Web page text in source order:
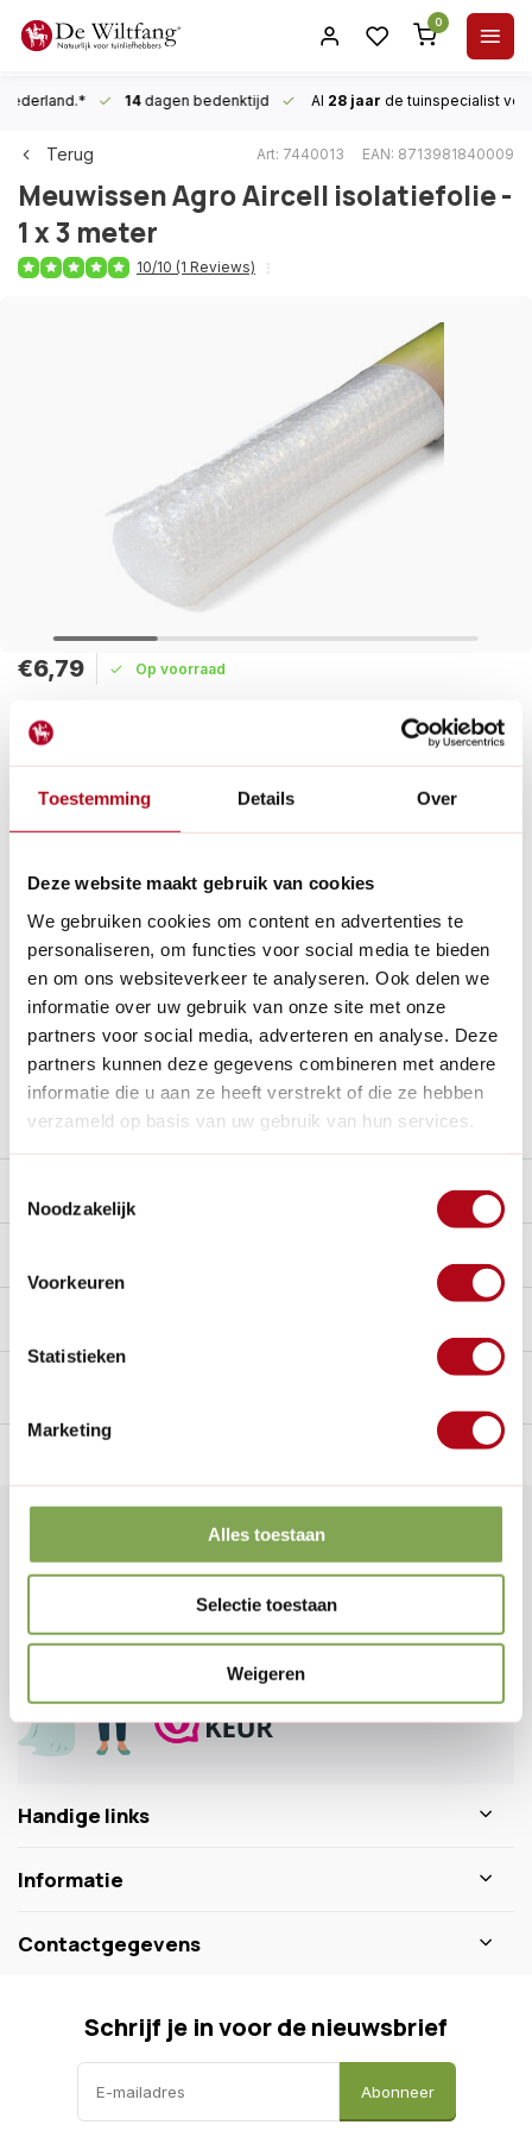
Toestemming Details Over
Deze website maakt gebruik van cookies
We gebruiken cookies om content en advertenties te
personaliseren, om functies voor social media te bieden
en om ons websiteverkeer te analyseren. Ook delen we
informatie over uw gebruik van onze site met onze
partners voor social media, adverteren en analyse. Deze
partners kunnen deze gegevens combineren met andere
informatie die u aan ze heeft verstrekt of die ze hebben
verzameld op basis van uw gebruik van hun services.
Noodzakelijk
Voorkeuren
Statistieken
Marketing
Alles toestaan
Selectie toestaan
Weigeren
0
14dagen bedenktijd Al 28 jaar de tuinspecialist
Terug Art: 7440013 EAN: 8713981840009
Meuwissen AgroAircell isolatiefolie -
1 x 3 meter
10/10 (1 Reviews)
€6,79 Op voorraad
Maak een keuze:
Lees meer
Betaal achteraf met Riverty.
Gratis verzendenvanaf € 60 in België en Nederland.*
14dagen bedenktijd
Al28 jaarde tuinspecialist voor tuinliefhebbers
Nieuw:Haal je bestelling in Wilnis bij ons op!
Stel een vraag over dit product
de tuinspecialist
Klantenservice
Veelgestelde vragen
0346 218 111
info@dewiltfang.nl
+31 640511932
Handige links
Informatie
Contactgegevens
Schrijf je in voor de nieuwsbrief
Abonneer